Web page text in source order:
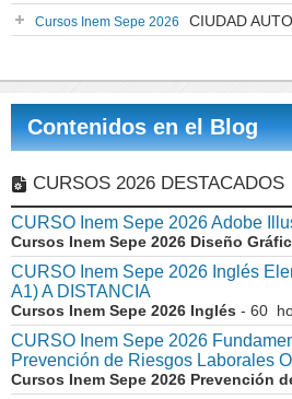
Cursos Inem Sepe 2026 CIUDAD
Contenidos en el Blog
CURSOS 2026 DESTACADOS
CURSO Inem Sepe 2026 Adobe
Cursos Inem Sepe 2026 Diseño
CURSO Inem Sepe 2026 Inglés
A1) A DISTANCIA
Cursos Inem Sepe 2026 Inglés - 60
CURSO Inem Sepe 2026
Prevención de Riesgos Laborales
Cursos Inem Sepe 2026 Prevención